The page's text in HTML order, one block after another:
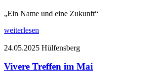
„Ein Name und eine Zukunft“
weiterlesen
24.05.2025 Hülfensberg
Vivere Treffen im Mai